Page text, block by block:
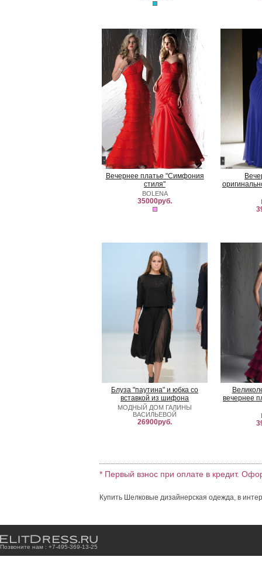
Вечернее платье "Симфония
стиля"
BOLENA
35000руб.
Блуза "паутина" и юбка со
вставкой из шифона
МОДНЫЙ ДОМ ГАЛИНЫ
ВАСИЛЬЕВОЙ
26900руб.
вечернее
* Первый взнос при оплате в кредит.
Купить Шелковые дизайнерская одежда, в
Позвоните нам : +7-495-369-13-25